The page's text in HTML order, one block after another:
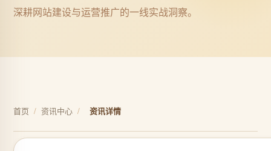
深耕网站建设与运营推广的一线实战洞察。
首页 / 资讯中心 / 资讯详情